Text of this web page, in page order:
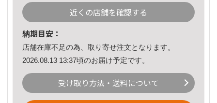
近くの店舗を確認する
納期目安：
店舗在庫不足の為、取り寄せ注文となります。
2026.08.13 13:37頃のお届け予定です。
受け取り方法・送料について